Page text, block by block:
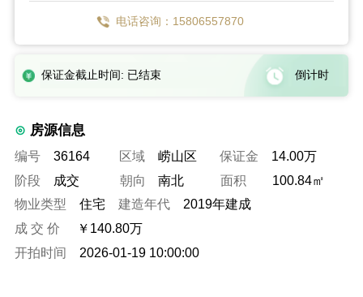
电话咨询：15806557870
保证金截止时间: 已结束 倒计时
房源信息
编号 36164 区域 崂山区 保证金
14.00万
阶段
成交 朝向 南北 面积
100.84㎡
物业类型
住宅 建造年代
2019年建成
成 交 价
￥140.80万
开拍时间
2026-01-19 10:00:00